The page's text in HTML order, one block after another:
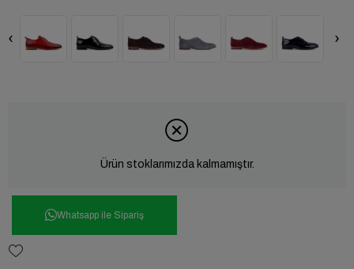
‹ ›
Ürün stoklarımızda kalmamıştır.
Whatsapp ile Sipariş